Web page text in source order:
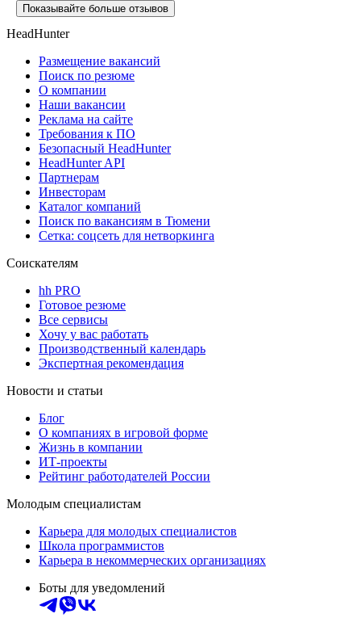
Показывайте больше отзывов
HeadHunter
Размещение вакансий
Поиск по резюме
О компании
Наши вакансии
Реклама на сайте
Требования к ПО
Безопасный HeadHunter
HeadHunter API
Партнерам
Инвесторам
Каталог компаний
Поиск по вакансиям в Тюмени
Сетка: соцсеть для нетворкинга
Соискателям
hh PRO
Готовое резюме
Все сервисы
Хочу у вас работать
Производственный календарь
Экспертная рекомендация
Новости и статьи
Блог
О компаниях в игровой форме
Жизнь в компании
ИТ-проекты
Рейтинг работодателей России
Молодым специалистам
Карьера для молодых специалистов
Школа программистов
Карьера в некоммерческих организациях
Боты для уведомлений